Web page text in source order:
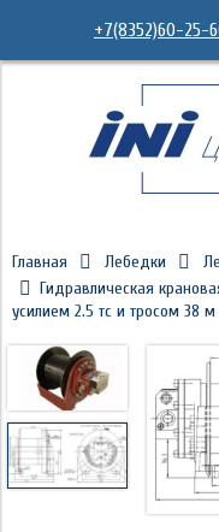
+7(8352)60-25-
Главная Лебедки
Гидравлическая
усилием 2.5 тс и тросом 38 м